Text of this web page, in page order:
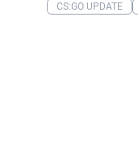
CS:GO UPDATE